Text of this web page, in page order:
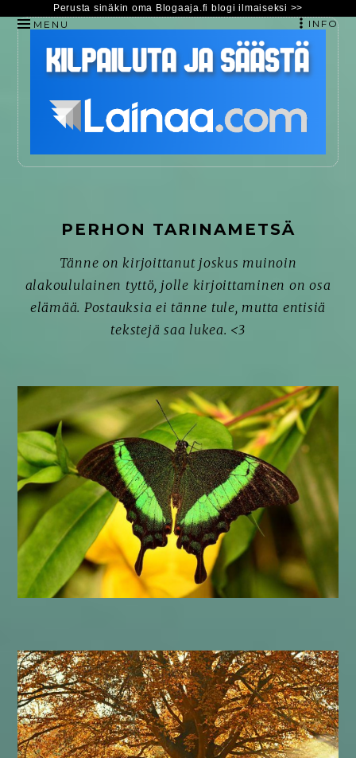
Perusta sinäkin oma Blogaaja.fi blogi ilmaiseksi >>
HYPPÄÄ
SISÄLTÖÖN
PERHON TARINAMETSÄ
Tänne on kirjoittanut joskus muinoin
alakoululainen tyttö, jolle kirjoittaminen on osa
elämää. Postauksia ei tänne tule, mutta entisiä
tekstejä saa lukea. <3
MENU INFO